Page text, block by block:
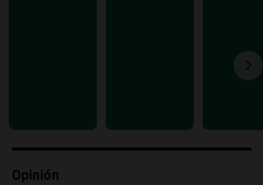
Manifestación en Rosario contra
la ley de Propiedad Privada debatida en
Luis Juez cuestionó la polémica
relato mentiroso"
Episodios
Opinión